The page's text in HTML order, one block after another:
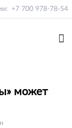
+7 700 978-78-54
может